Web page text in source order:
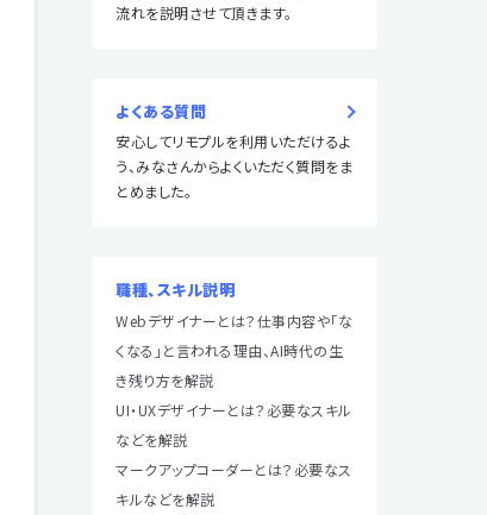
流れを説明させて頂きます。
よくある質問
安心してリモプルを利用いただけるよ
う、みなさんからよくいただく質問をま
とめました。
職種、スキル説明
Webデザイナーとは？仕事内容や「な
くなる」と言われる理由、AI時代の生
き残り方を解説
UI・UXデザイナーとは？必要なスキル
などを解説
マークアップコーダーとは？必要なス
キルなどを解説